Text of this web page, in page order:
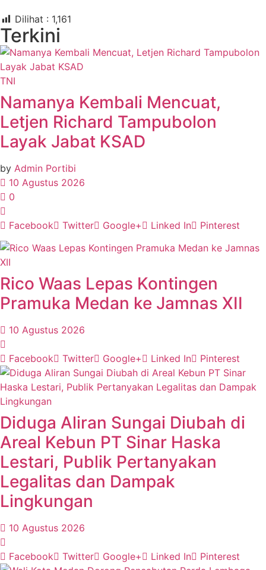
Dilihat : 1,161
Terkini
TNI
Namanya Kembali Mencuat,
Letjen Richard Tampubolon
Layak Jabat KSAD
by Admin Portibi
10 Agustus 2026
0
Facebook Twitter Google+ Linked In Pinterest
Rico Waas Lepas Kontingen
Pramuka Medan ke Jamnas XII
10 Agustus 2026
Facebook Twitter Google+ Linked In Pinterest
Diduga Aliran Sungai Diubah di
Areal Kebun PT Sinar Haska
Lestari, Publik Pertanyakan
Legalitas dan Dampak
Lingkungan
10 Agustus 2026
Facebook Twitter Google+ Linked In Pinterest